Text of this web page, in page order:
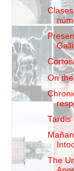
On
Tardis
The